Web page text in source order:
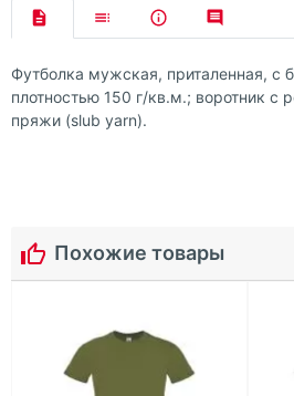
Футболка мужская, приталенная, с
плотностью 150 г/кв.м.; воротник с
пряжи (slub yarn).
Похожие товары